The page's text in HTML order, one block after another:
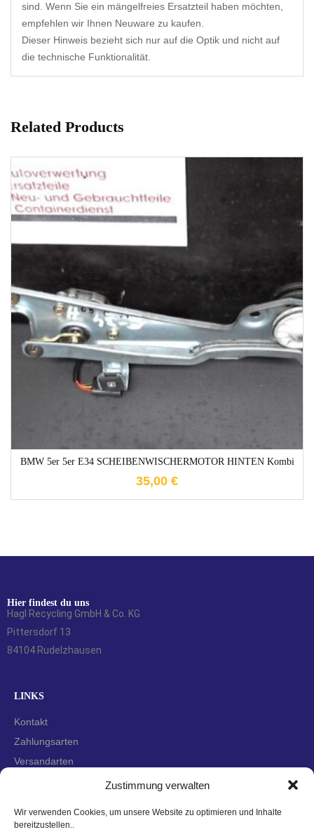
Zustimmung verwalten
Wir verwenden Cookies, um unsere Website zu optimieren und Inhalte
bereitzustellen..
sind. Wenn Sie ein mängelfreies Ersatzteil haben möchten,
empfehlen wir Ihnen Neuware zu kaufen.
Dieser Hinweis bezieht sich nur auf die Optik und nicht auf
die technische Funktionalität.
Related Products
BMW 5er 5er E34 SCHEIBENWISCHERMOTOR HINTEN Kombi
35,00 €
1-3 Werktage
Hier findest du uns
Hagl Recycling GmbH & Co. KG
Pittersdorf 13
84104 Rudelzhausen
LINKS
Kontakt
Zahlungsarten
Versandarten
Datenschutzerklärung